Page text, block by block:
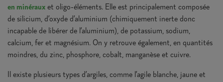
en minéraux et oligo-éléments. Elle est principalement composée
de silicium, d’oxyde d’aluminium (chimiquement inerte donc
incapable de libérer de l’aluminium), de potassium, sodium,
calcium, fer et magnésium. On y retrouve également, en quantités
moindres, du zinc, phosphore, cobalt, manganèse et cuivre.
Il existe plusieurs types d’argiles, comme l’agile blanche, jaune et